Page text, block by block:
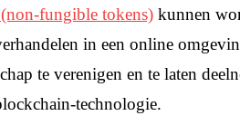
fungible tokens) kunnen
in een online
te verenigen en te laten
technologie.